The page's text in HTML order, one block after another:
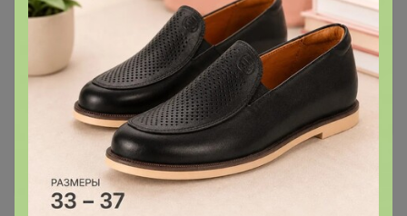
Срок до 14.03.2027
Лютеин с ликопином и бета-
каротином, 60 капс. NS
823р
Комплексный коллаген с